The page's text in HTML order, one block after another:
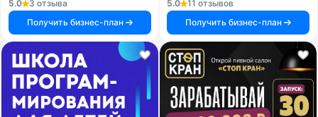
5.0
3 отзыва
Получить бизнес-план
5.0
11 отзывов
Получить бизнес-план